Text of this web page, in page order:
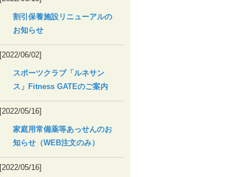
割引保養施設リニューアルの
お知らせ
[2022/06/02]
スポーツクラブ「ルネサン
ス」Fitness GATEのご案内
[2022/05/16]
家庭用常備薬等あっせんのお
知らせ（WEB注文のみ）
[2022/05/16]